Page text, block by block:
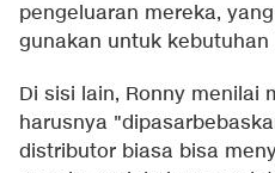
pengeluaran mereka,
gunakan untuk kebutuhan
Di sisi lain, Ronny menilai
harusnya
distributor biasa bisa